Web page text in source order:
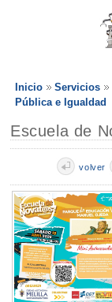
Inicio Servicios
Pública e Igualdad
Escuela de
volver